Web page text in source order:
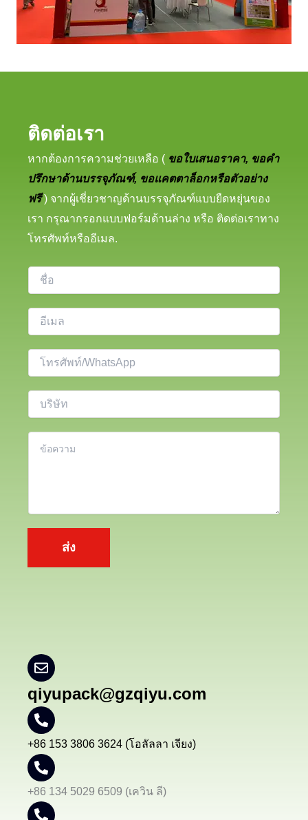
ติดต่อเรา
หากต้องการความช่วยเหลือ ( ขอใบเสนอราคา, ขอคำ
ปรึกษาด้านบรรจุภัณฑ์, ขอแคตตาล็อกหรือตัวอย่าง
ฟรี) จากผู้เชี่ยวชาญด้านบรรจุภัณฑ์แบบยืดหยุ่นของ
เรา กรุณากรอกแบบฟอร์มด้านล่าง หรือ ติดต่อเราทาง
โทรศัพท์หรืออีเมล.
อ
เ
ม
ล
*
ท
ร
ศั
พ
ริ
ษั
า
ส่ง
qiyupack@gzqiyu.com
+86 153 3806 3624 (โอลัลลา เจียง)
+86 134 5029 6509 (เควิน ลี)